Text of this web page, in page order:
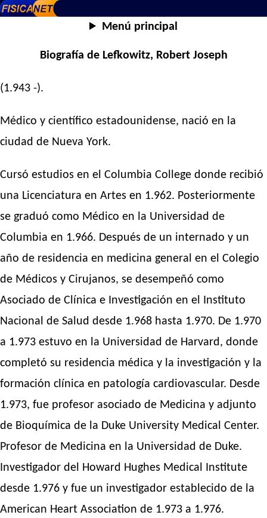
Menú principal
Biografía de Lefkowitz, Robert Joseph
(1.943 -).
Médico y científico estadounidense, nació en la
ciudad de Nueva York.
Cursó estudios en el Columbia College donde recibió
una Licenciatura en Artes en 1.962. Posteriormente
se graduó como Médico en la Universidad de
Columbia en 1.966. Después de un internado y un
año de residencia en medicina general en el Colegio
de Médicos y Cirujanos, se desempeñó como
Asociado de Clínica e Investigación en el Instituto
Nacional de Salud desde 1.968 hasta 1.970. De 1.970
a 1.973 estuvo en la Universidad de Harvard, donde
completó su residencia médica y la investigación y la
formación clínica en patología cardiovascular. Desde
1.973, fue profesor asociado de Medicina y adjunto
de Bioquímica de la Duke University Medical Center.
Profesor de Medicina en la Universidad de Duke.
Investigador del Howard Hughes Medical Institute
desde 1.976 y fue un investigador establecido de la
American Heart Association de 1.973 a 1.976.